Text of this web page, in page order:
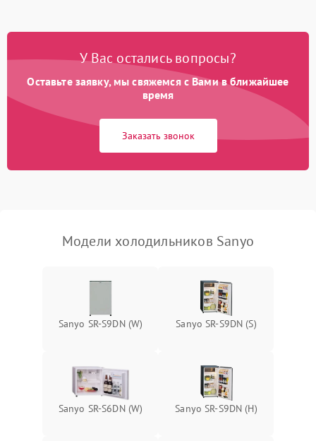
Образование конденсата
1800 ₽ Подробнее →
Сбой в работе инвертора
работе
2000 ₽ Подробнее →
У Вас остались вопросы?
Оставьте заявку, мы свяжемся с Вами в ближайшее
время
Заказать звонок
Модели холодильников Sanyo
Sanyo SR-S9DN (W) Sanyo SR-S9DN (S)
Sanyo SR-S6DN (W) Sanyo SR-S9DN (H)